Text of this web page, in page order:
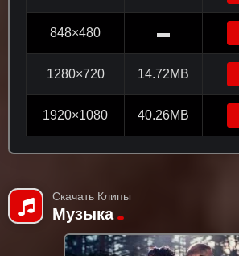
848×480 ▬
1280×720 14.72MB
1920×1080 40.26MB
Скачать Клипы
Музыка